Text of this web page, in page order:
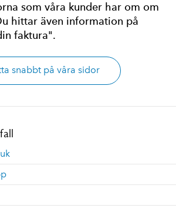
som våra kunder har om om
hittar även information på
faktura".
snabbt på våra sidor